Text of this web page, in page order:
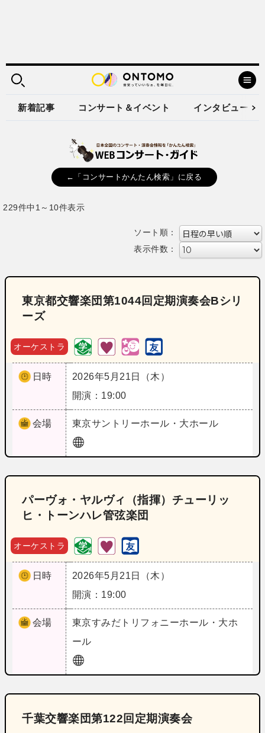
新着記事 コンサート＆イベント インタビュー
←「コンサートかんたん検索」に戻る
229件中1～10件表示
ソート順：
表示件数：
東京都交響楽団第1044回定期演奏会Bシリ
ーズ
オーケストラ
日時
2026年5月21日（木）
開演：19:00
会場 東京サントリーホール・大ホール
パーヴォ・ヤルヴィ（指揮）チューリッ
ヒ・トーンハレ管弦楽団
オーケストラ
日時
2026年5月21日（木）
開演：19:00
会場 東京すみだトリフォニーホール・大ホ
ール
千葉交響楽団第122回定期演奏会